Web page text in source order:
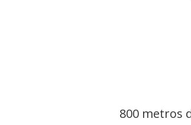
800 metros